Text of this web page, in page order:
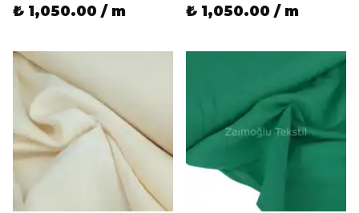
₺ 1,050.00 / m ₺ 1,050.00 / m